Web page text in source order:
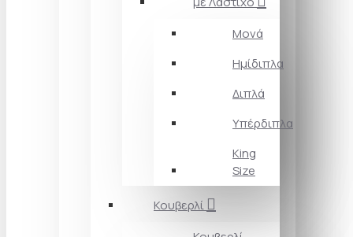
Μονά
Ημίδιπλα
Διπλά
Υπέρδιπλα
King
Size
Κουβερλί